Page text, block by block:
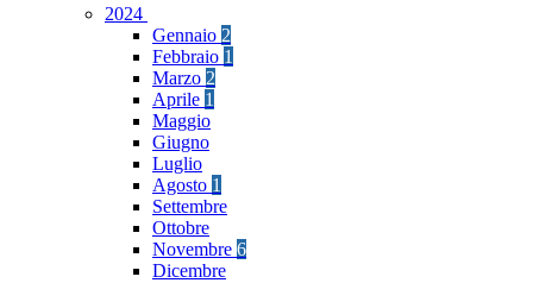
2024
Gennaio 2
Febbraio 1
Marzo 2
Aprile 1
Maggio
Giugno
Luglio
Agosto 1
Settembre
Ottobre
Novembre 6
Dicembre